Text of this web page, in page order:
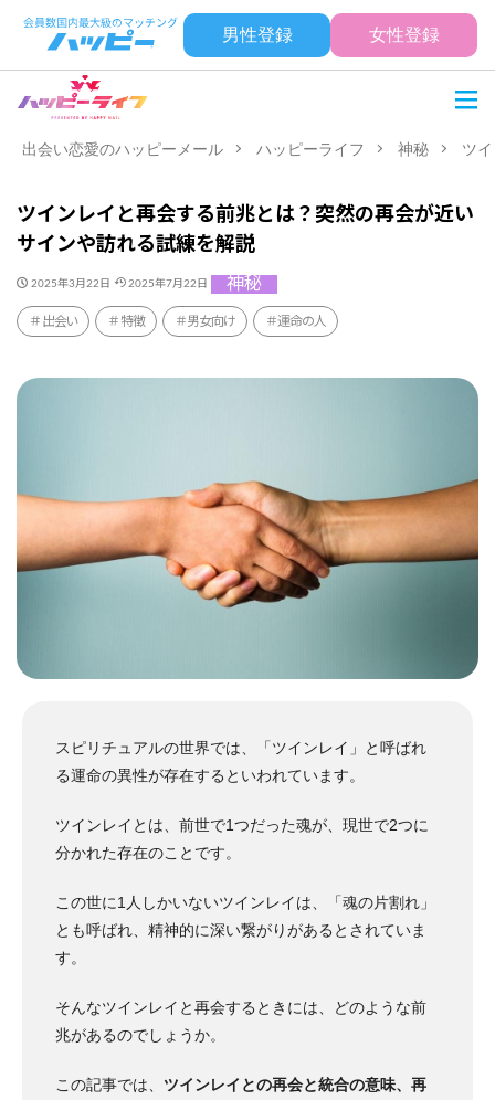
男性登録 女性登録
出会い恋愛のハッピーメール ハッピーライフ 神秘 ツ
ツインレイと再会する前兆とは？突然の再会が近い
サインや訪れる試練を解説
2025年3月22日 2025年7月22日 神秘
出会い 特徴 男女向け 運命の人
スピリチュアルの世界では、「ツインレイ」と呼ばれ
る運命の異性が存在するといわれています。
ツインレイとは、前世で1つだった魂が、現世で2つに
分かれた存在のことです。
この世に1人しかいないツインレイは、「魂の片割れ」
とも呼ばれ、精神的に深い繋がりがあるとされていま
す。
そんなツインレイと再会するときには、どのような前
兆があるのでしょうか。
この記事では、 ツインレイとの再会と統合の意味、再